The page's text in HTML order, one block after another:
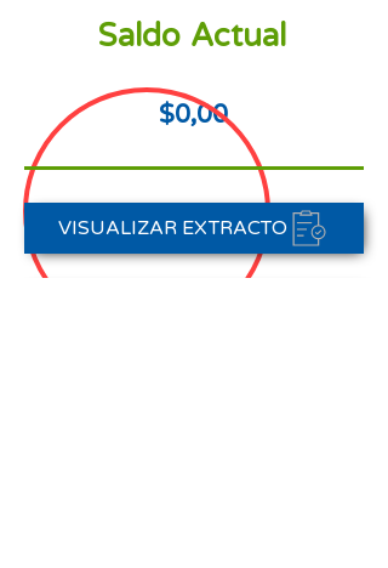
Saldo Actual
$0,00
VISUALIZAR EXTRACTO